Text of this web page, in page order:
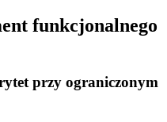
funkcjonalnego
przy ograniczonym